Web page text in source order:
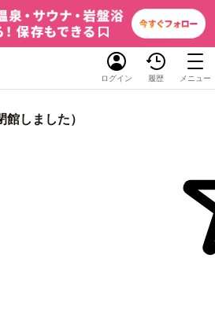
ログイン 履歴 メニュー
しました）